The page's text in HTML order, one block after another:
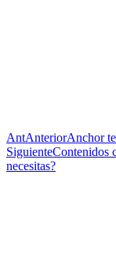
AntAnteriorAnchor
SiguienteContenidos
necesitas?